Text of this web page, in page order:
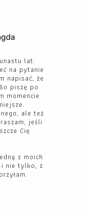
lat.
na pytanie
napisać, że
piszę po
momencie
ale też
jeśli
Cię
z moich
nie tylko, z